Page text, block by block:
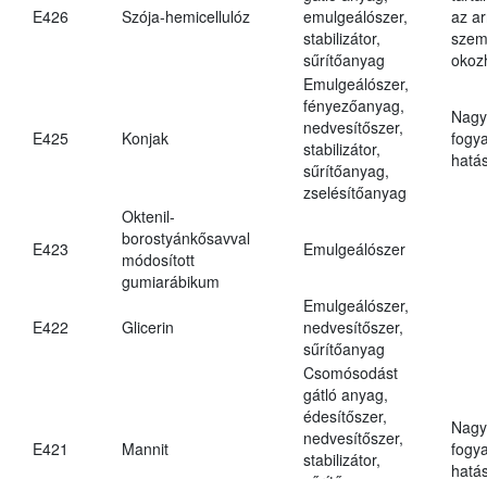
E426 Szója-hemicellulóz
emulgeálószer,
stabilizátor,
sűrítőanyag
az
E425 Konjak
Emulgeálószer,
fényezőanyag,
nedvesítőszer,
stabilizátor,
sűrítőanyag,
zselésítőanyag
E423
Oktenil-
borostyánkősavval
módosított
gumiarábikum
Emulgeálószer
E422 Glicerin
Emulgeálószer,
nedvesítőszer,
sűrítőanyag
E421 Mannit
Csomósodást
gátló anyag,
édesítőszer,
nedvesítőszer,
stabilizátor,